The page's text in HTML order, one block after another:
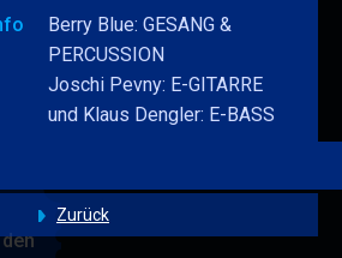
BAND
Berry Blue: GESANG &
PERCUSSION
Joschi Pevny: E-GITARRE
und Klaus Dengler: E-BASS
Zurück